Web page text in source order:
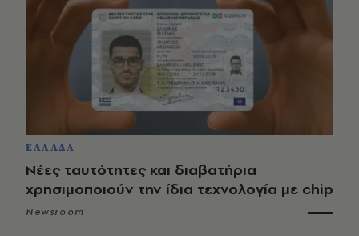
ΕΛΛΑΔΑ
Νέες ταυτότητες και διαβατήρια
χρησιμοποιούν την ίδια τεχνολογία με chip
Newsroom